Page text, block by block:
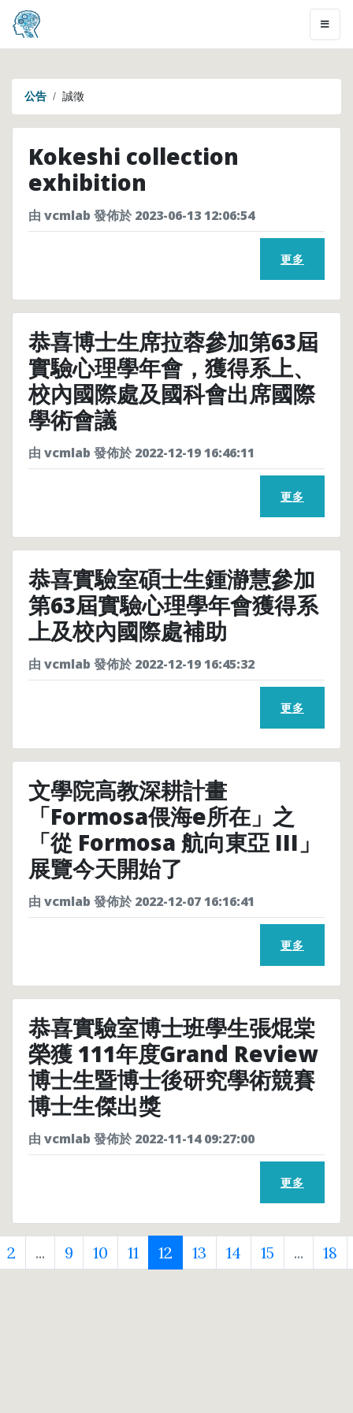
公告 誠徵
Kokeshi collection
exhibition
由 vcmlab 發佈於 2023-06-13 12:06:54
更多
恭喜博士生席拉蓉參加第63屆
實驗心理學年會，獲得系上、
校內國際處及國科會出席國際
學術會議
由 vcmlab 發佈於 2022-12-19 16:46:11
更多
恭喜實驗室碩士生鍾瀞慧參加
第63屆實驗心理學年會獲得系
上及校內國際處補助
由 vcmlab 發佈於 2022-12-19 16:45:32
更多
文學院高教深耕計畫
「Formosa偎海e所在」之
「從 Formosa 航向東亞 III」
展覽今天開始了
由 vcmlab 發佈於 2022-12-07 16:16:41
更多
恭喜實驗室博士班學生張焜棠
榮獲 111年度Grand Review
博士生暨博士後研究學術競賽
博士生傑出獎
由 vcmlab 發佈於 2022-11-14 09:27:00
更多
2 ... 9 10 11 12 13 14 15 ... 18